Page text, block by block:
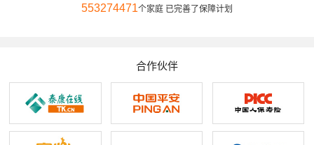
553274471个家庭 已完善了保障计划
合作伙伴